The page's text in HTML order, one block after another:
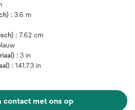
: 3.6 m
: 7.62 cm
: 3 in
: 141.73 in
contact met ons op